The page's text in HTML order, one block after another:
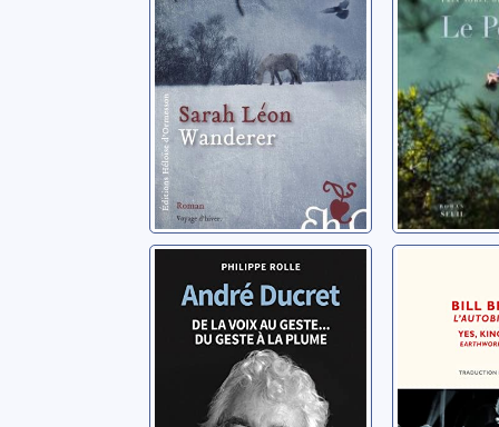
André Ducret: de
la voix au geste...
Rolle, Philippe
Yes,
Bruford, Bill